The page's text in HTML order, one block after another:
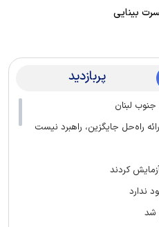
بینایی
پربازدید
لبنان
راه‌حل جایگزین، راهبرد نیست
کردند
ندارد
شد